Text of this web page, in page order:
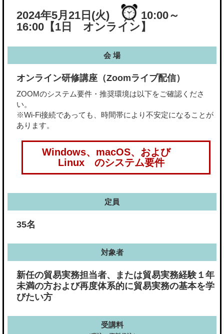
2024年5月21日(火)
10:00～
16:00 【1日 オンライン】
会 場
オンライン研修講座（Zoomライブ配信）
ZOOMのシステム要件・推奨環境は以下をご確認くださ
い。
※Wi-Fi接続であっても、時間帯により不安定になることが
あります。
Windows、macOS、および
Linux のシステム要件
定員
35名
対象者
新任の貿易実務担当者、または貿易実務経験１年
未満の方および再度体系的に貿易実務の基本を学
びたい方
受講料